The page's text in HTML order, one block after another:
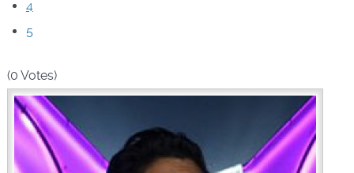
4
5
(0 Votes)